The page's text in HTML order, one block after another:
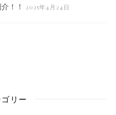
！！ 2025年4月24日
リー